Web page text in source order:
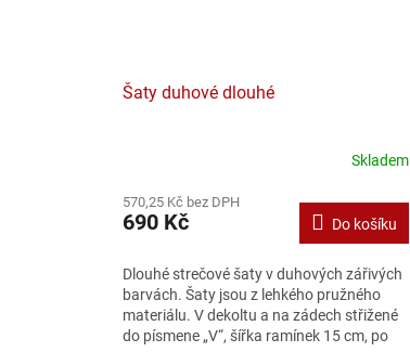
Šaty duhové dlouhé
Skladem
570,25 Kč bez DPH
690 Kč Do košíku
Dlouhé strečové šaty v duhových zářivých
barvách. Šaty jsou z lehkého pružného
materiálu. V dekoltu a na zádech střižené
do písmene „V“, šířka ramínek 15 cm, po